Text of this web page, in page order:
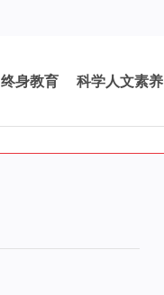
终身教育 科学人文素养